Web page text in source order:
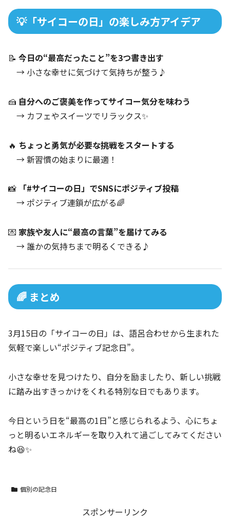
💡「サイコーの日」の楽しみ方アイデア
📝 今日の“最高だったこと”を3つ書き出す
→ 小さな幸せに気づけて気持ちが整う♪
🍰 自分へのご褒美を作ってサイコー気分を味わう
→ カフェやスイーツでリラックス✨
🔥 ちょっと勇気が必要な挑戦をスタートする
→ 新習慣の始まりに最適！
📸 「#サイコーの日」でSNSにポジティブ投稿
→ ポジティブ連鎖が広がる🌈
💌 家族や友人に“最高の言葉”を届けてみる
→ 誰かの気持ちまで明るくできる♪
🌈 まとめ
3月15日の「サイコーの日」は、語呂合わせから生まれた
気軽で楽しい“ポジティブ記念日”。
小さな幸せを見つけたり、自分を励ましたり、新しい挑戦
に踏み出すきっかけをくれる特別な日でもあります。
今日という日を“最高の1日”と感じられるよう、心にちょ
っと明るいエネルギーを取り入れて過ごしてみてください
ね😆✨
個別の記念日
スポンサーリンク